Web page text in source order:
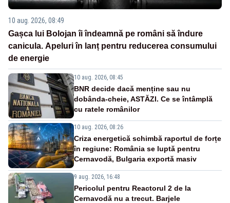
10 aug. 2026, 08:49
Gașca lui Bolojan îi îndeamnă pe români să îndure
canicula. Apeluri în lanț pentru reducerea consumului
de energie
10 aug. 2026, 08:45
BNR decide dacă menține sau nu
dobânda-cheie, ASTĂZI. Ce se întâmplă
cu ratele românilor
10 aug. 2026, 08:26
Criza energetică schimbă raportul de forțe
în regiune: România se luptă pentru
Cernavodă, Bulgaria exportă masiv
9 aug. 2026, 16:48
Pericolul pentru Reactorul 2 de la
Cernavodă nu a trecut. Barjele